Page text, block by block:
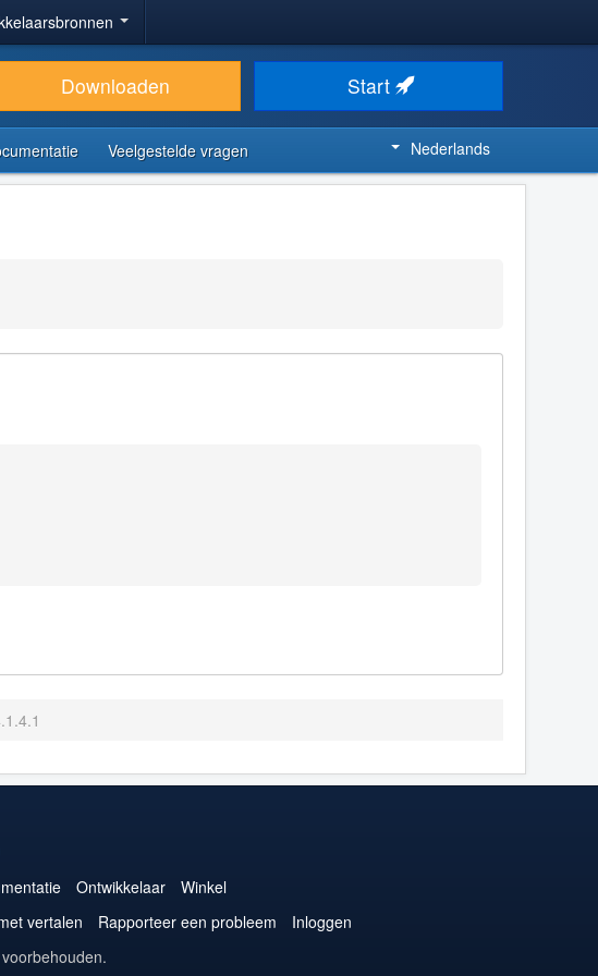
Downloaden Start
Veelgestelde vragen Nederlands
Ontwikkelaar
Winkel
vertalen Rapporteer een probleem
Inloggen